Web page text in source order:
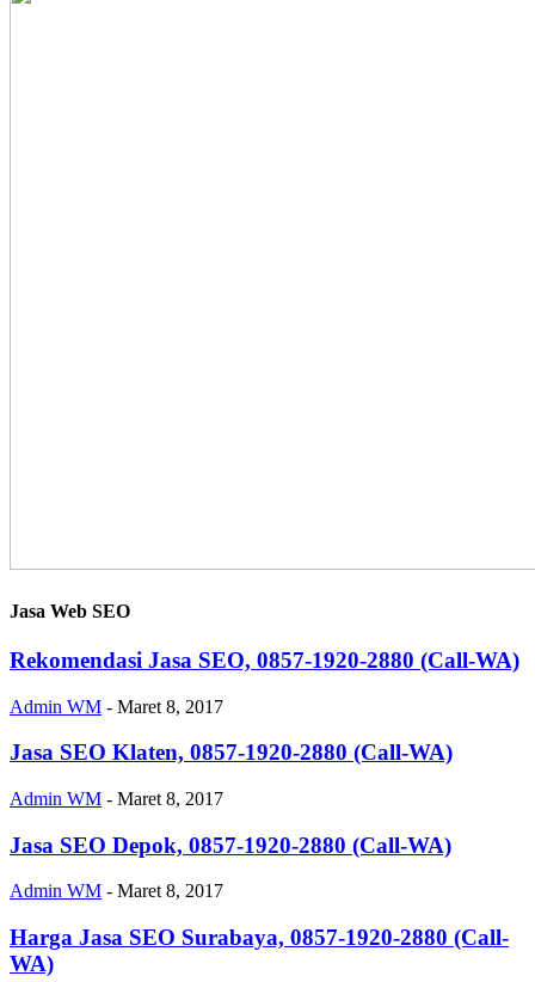
Jasa Web SEO
Rekomendasi Jasa SEO, 0857-1920-2880 (Call-WA)
Admin WM - Maret 8, 2017
Jasa SEO Klaten, 0857-1920-2880 (Call-WA)
Admin WM - Maret 8, 2017
Jasa SEO Depok, 0857-1920-2880 (Call-WA)
Admin WM - Maret 8, 2017
Harga Jasa SEO Surabaya, 0857-1920-2880 (Call-
WA)